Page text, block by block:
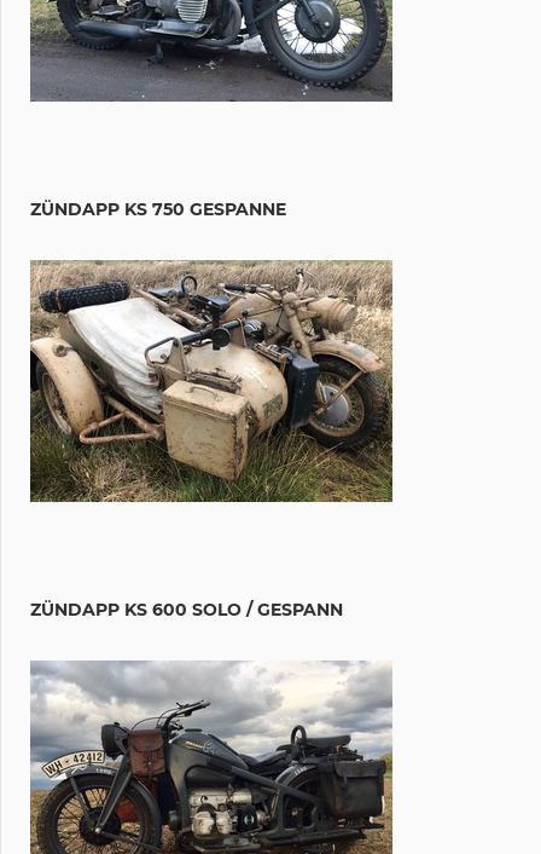
ZÜNDAPP KS 750 GESPANNE
ZÜNDAPP KS 600 SOLO / GESPANN